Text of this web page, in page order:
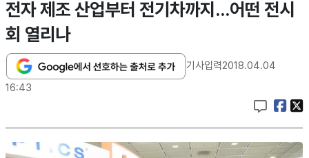
전자 제조 산업부터 전기차까지...어떤 전시
회 열리나
기사입력2018.04.04
16:43